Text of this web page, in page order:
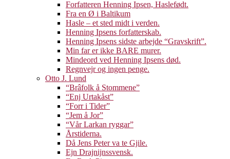
Forfatteren Henning Ipsen, Haslefødt.
Fra en Ø i Baltikum
Hasle – et sted midt i verden.
Henning Ipsens forfatterskab.
Henning Ipsens sidste arbejde “Gravskrift”.
Min far er ikke BARE murer.
Mindeord ved Henning Ipsens død.
Regnvejr og ingen penge.
Otto J. Lund
“Brâfolk å Stommene”
“Enj Urtakåst”
“Forr i Tider”
“Jem å Jor”
“Vår Larkan ryggar”
Årstiderna.
Då Jens Peter va te Gjile.
Ejn Drajnijnssvensk.